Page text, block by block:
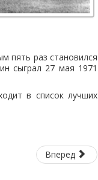
пять раз становился
сыграл 27 мая 1971
в список лучших
Вперед